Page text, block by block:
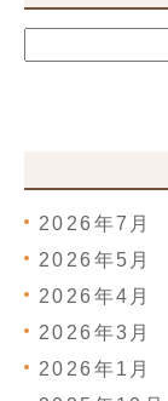
2026年7月
2026年5月
2026年4月
2026年3月
2026年1月